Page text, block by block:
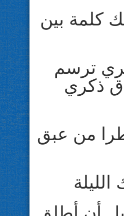
كلمة بين
ترسم
ذكري
من عبق